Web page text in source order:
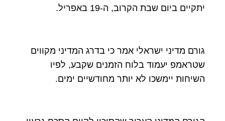
יתקיים ביום שבת הקרוב, ה-19 באפריל.
גורם מדיני ישראלי אמר כי בדרג המדיני מקווים
שטראמפ יעמוד בלוח הזמנים שקבע, לפיו
השיחות יימשכו לא יותר מחודשיים ימים.